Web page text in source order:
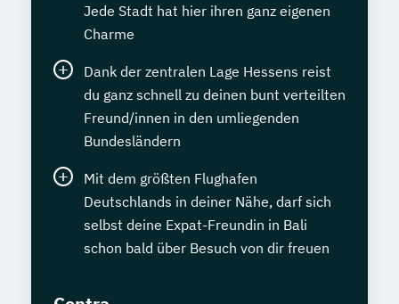
Jede Stadt hat hier ihren ganz eigenen
Charme
Dank der zentralen Lage Hessens reist
du ganz schnell zu deinen bunt verteilten
Freund/innen in den umliegenden
Bundesländern
Mit dem größten Flughafen
Deutschlands in deiner Nähe, darf sich
selbst deine Expat-Freundin in Bali
schon bald über Besuch von dir freuen